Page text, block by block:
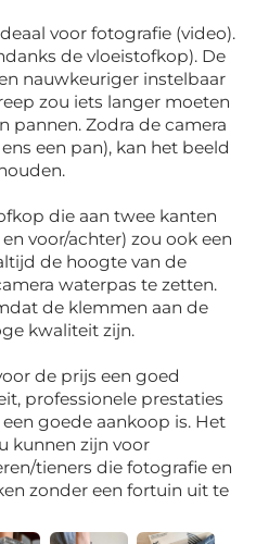
voor fotografie (video).
de vloeistofkop). De
nauwkeuriger instelbaar
zou iets langer moeten
pannen. Zodra de camera
een pan), kan het beeld
die aan twee kanten
voor/achter) zou ook een
de hoogte van de
waterpas te zetten.
de klemmen aan de
kwaliteit zijn.
de prijs een goed
professionele prestaties
goede aankoop is. Het
kunnen zijn voor
tieners die fotografie en
zonder een fortuin uit te